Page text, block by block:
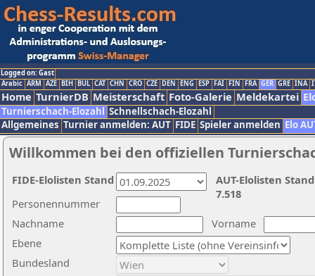
Logged on: Gast
Arabic ARM AZE BIH BUL CAT CHN CRO CZE DEN ENG ESP FAI FIN FRA GER GRE INA
Home TurnierDB Meisterschaft Foto-Galerie Meldekartei
Turnierschach-Elozahl Schnellschach-Elozahl
Allgemeines Turnier anmelden: AUT FIDE Spieler anmelden Elo
Willkommen bei den offiziellen
Nachname
Vorname
Ebene
Personennummer
Bundesland
AUT-Elolisten
7.518
FIDE-Elolisten Stand